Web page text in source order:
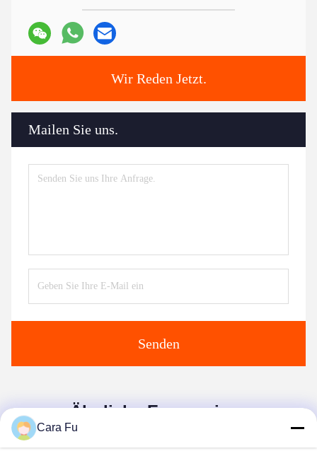
Wir Reden Jetzt.
Mailen Sie uns.
Senden
Ähnliche Erzeugnisse
Cara Fu